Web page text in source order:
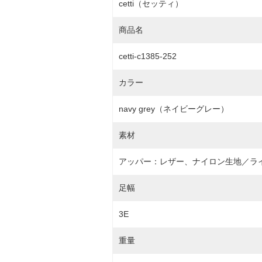
cetti（セッティ）
商品名
cetti-c1385-252
カラー
navy grey（ネイビーグレー）
素材
アッパー：レザー、ナイロン生地／
足幅
3E
重量